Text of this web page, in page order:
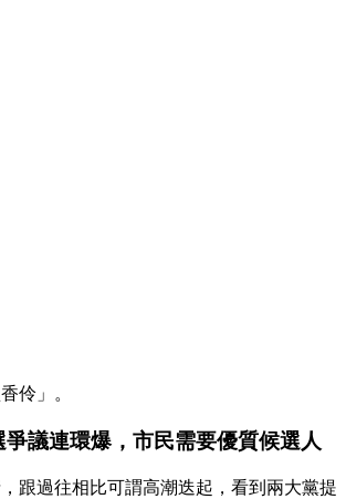
伶」。
議連環爆，市民需要優質候選人
跟過往相比可謂高潮迭起，看到兩大黨提